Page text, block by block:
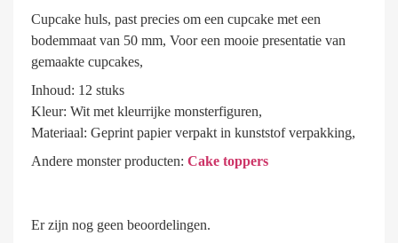
Cupcake huls, past precies om een cupcake met een
bodemmaat van 50 mm, Voor een mooie presentatie van
gemaakte cupcakes,
Inhoud: 12 stuks
Kleur: Wit met kleurrijke monsterfiguren,
Materiaal: Geprint papier verpakt in kunststof verpakking,
Andere monster producten: Cake toppers
Er zijn nog geen beoordelingen.